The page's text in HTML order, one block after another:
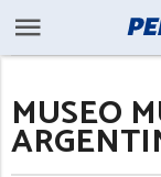
MUSEO